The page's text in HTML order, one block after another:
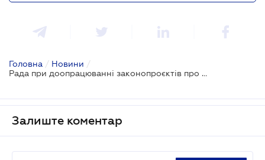
Головна / Новини /
Рада при доопрацюванні законопроєктів про пільги для промисловості врахує позицію МВФ - Гетманцев
Залиште коментар